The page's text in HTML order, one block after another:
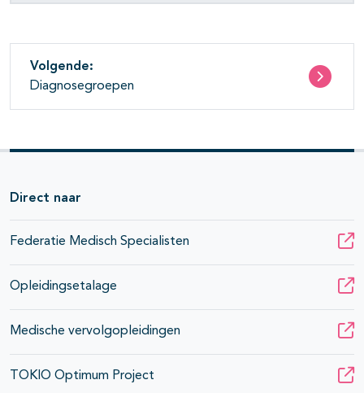
Volgende:
Diagnosegroepen
Direct naar
Federatie Medisch Specialisten
Opleidingsetalage
Medische vervolgopleidingen
TOKIO Optimum Project